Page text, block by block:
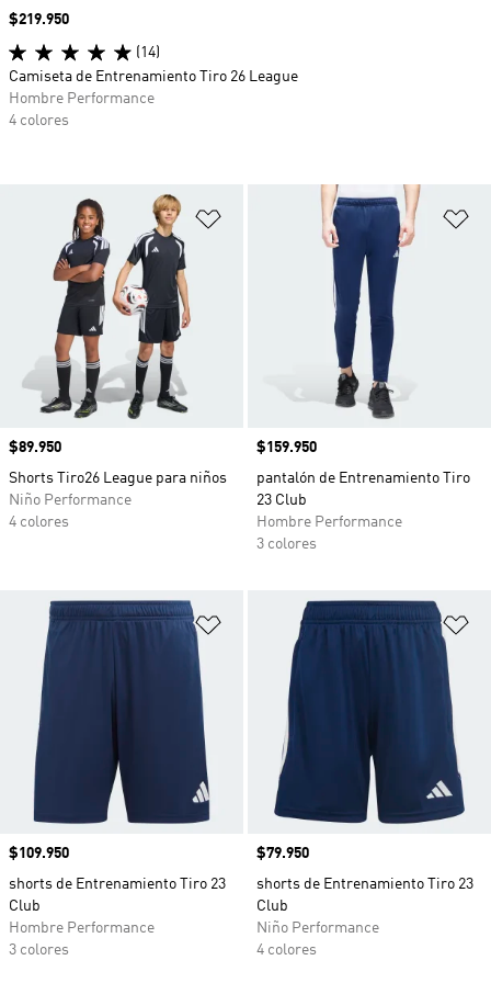
Añadir a la lista de deseos
Precio
$89.950
Shorts Tiro26 League para niños
Niño Performance
4 colores
Precio
$159.950
pantalón de Entrenamiento Tiro
23 Club
Hombre Performance
3 colores
Añadir a la lista de deseos
Precio
$109.950
shorts de Entrenamiento Tiro 23
Club
Hombre Performance
3 colores
Precio
$79.950
shorts de Entrenamiento Tiro 23
Club
Niño Performance
4 colores
Precio
$219.950
(14)
Camiseta de Entrenamiento Tiro 26 League
Hombre Performance
4 colores